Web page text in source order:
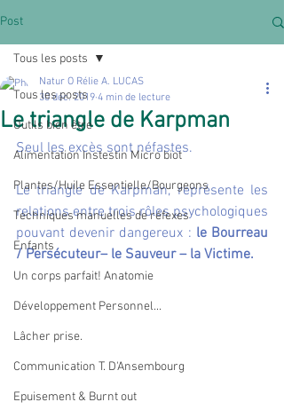
Post
Tous les posts
Outils bien être
Alimentation Instestin Micro biot
Plantes/Huile Essentielle/Bourgeons
Techniques manuelles de réfexes
Enfants
Un corps parfait! Anatomie
Développement Personnel...
Lâcher prise.
Communication T. D'Ansembourg
Epuisement & Burnt out
Tous les posts
Le triangle de Karpman
Natur O Rélie A. LUCAS
30 déc. 2019 4 min de lecture
Seul les excès sont néfastes.
Le triangle de Karpman, représente les
relations entre trois rôles psychologiques
pouvant devenir dangereux : le Bourreau
/ Persécuteur– le Sauveur – la Victime.